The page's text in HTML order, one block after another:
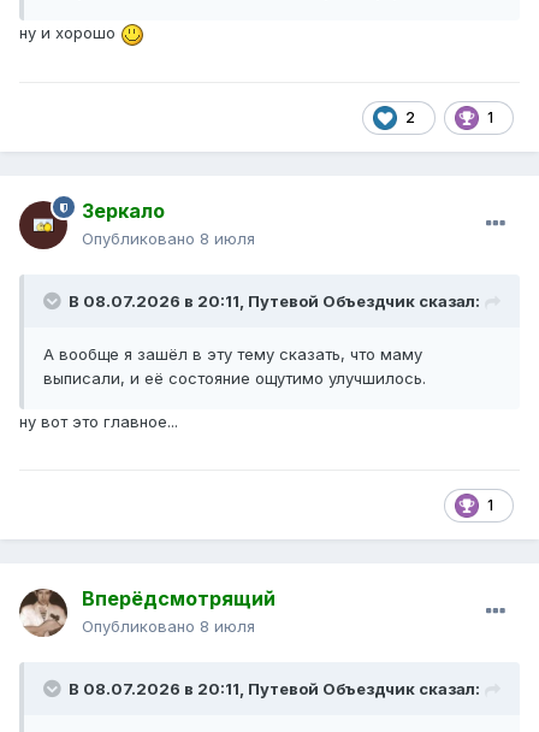
ну и хорошо
2 1
Зеркало
Опубликовано 8 июля
В 08.07.2026 в 20:11, Путевой Объездчик сказал:
А вообще я зашёл в эту тему сказать, что маму
выписали, и её состояние ощутимо улучшилось.
ну вот это главное...
1
Вперёдсмотрящий
Опубликовано 8 июля
В 08.07.2026 в 20:11, Путевой Объездчик сказал: